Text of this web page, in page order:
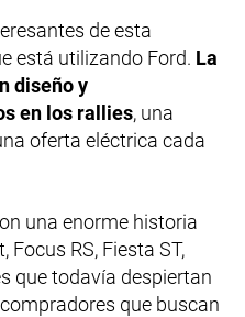
de esta
está utilizando Ford. La
diseño y
en los rallies, una
oferta eléctrica cada
una enorme historia
Focus RS, Fiesta ST,
que todavía despiertan
que buscan